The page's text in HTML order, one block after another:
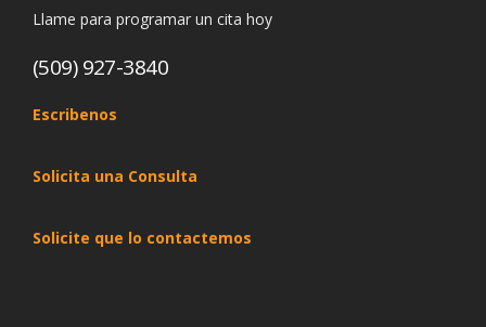
Llame para programar un cita hoy
(509) 927-3840
Escribenos
Solicita una Consulta
Solicite que lo contactemos